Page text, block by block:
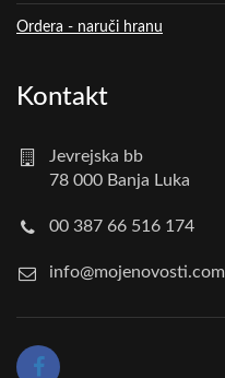
Ordera - naruči hranu
Kontakt
Jevrejska bb
78 000 Banja Luka
00 387 66 516 174
info@mojenovosti.com